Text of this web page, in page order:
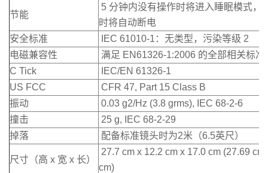
节能
5 分钟内没有操作时将进入睡眠模式，
时将自动断电
安全标准
IEC 61010-1：无类型，污染等级 2
电磁兼容性
满足 EN61326-1:2006 的全部相关标准
C Tick
IEC/EN 61326-1
US FCC
CFR 47, Part 15 Class B
振动
0.03 g2/Hz (3.8 grms), IEC 68-2-6
撞击
25 g, IEC 68-2-29
掉落
配备标准镜头时为2米（6.5英尺）
尺寸（高 x 宽 x 长）
27.7 cm x 12.2 cm x 17.0 cm (27.69
cm)